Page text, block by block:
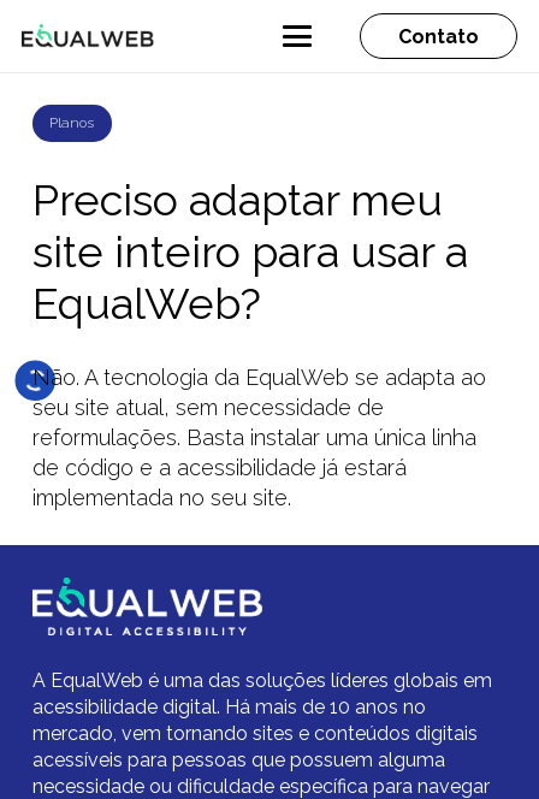
Contato
Planos
Preciso adaptar meu
site inteiro para usar a
EqualWeb?
Não. A tecnologia da EqualWeb se adapta ao
seu site atual, sem necessidade de
reformulações. Basta instalar uma única linha
de código e a acessibilidade já estará
implementada no seu site.
A EqualWeb é uma das soluções líderes globais em
acessibilidade digital. Há mais de 10 anos no
mercado, vem tornando sites e conteúdos digitais
acessíveis para pessoas que possuem alguma
necessidade ou dificuldade específica para navegar